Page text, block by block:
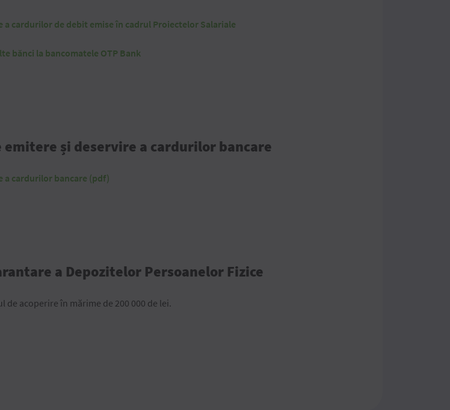
cardurilor de debit emise în cadrul Proiectelor Salariale
bănci la bancomatele OTP Bank
și deservire a cardurilor bancare
a cardurilor bancare (pdf)
a Depozitelor Persoanelor Fizice
acoperire în mărime de 200 000 de lei.